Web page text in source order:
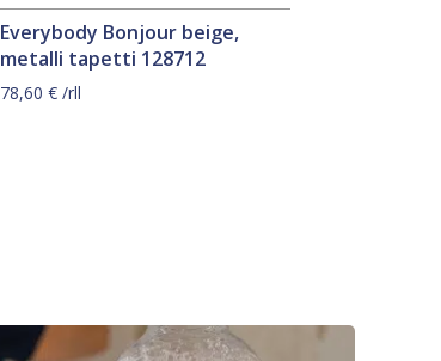
Everybody Bonjour beige,
metalli tapetti 128712
78,60€ /rll